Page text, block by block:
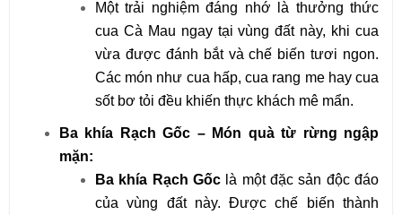
Một trải nghiệm đáng nhớ là thưởng thức
cua Cà Mau ngay tại vùng đất này, khi cua
vừa được đánh bắt và chế biến tươi ngon.
Các món như cua hấp, cua rang me hay cua
sốt bơ tỏi đều khiến thực khách mê mẩn.
Ba khía Rạch Gốc – Món quà từ rừng ngập
mặn:
Ba khía Rạch Gốc là một đặc sản độc đáo
của vùng đất này. Được chế biến thành